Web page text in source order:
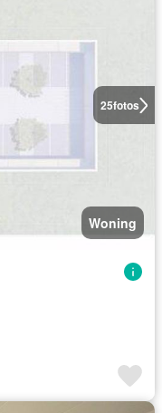
25fotos
Woning